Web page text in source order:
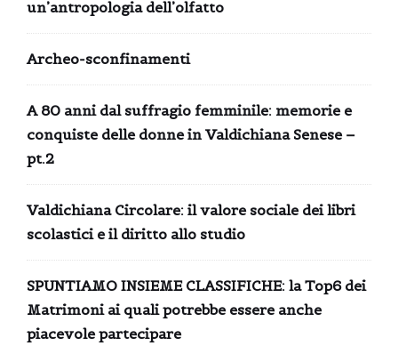
un’antropologia dell’olfatto
Archeo-sconfinamenti
A 80 anni dal suffragio femminile: memorie e
conquiste delle donne in Valdichiana Senese –
pt.2
Valdichiana Circolare: il valore sociale dei libri
scolastici e il diritto allo studio
SPUNTIAMO INSIEME CLASSIFICHE: la Top6 dei
Matrimoni ai quali potrebbe essere anche
piacevole partecipare